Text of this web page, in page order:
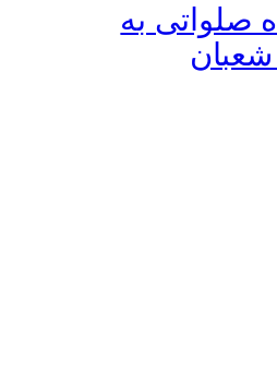
صلواتی به